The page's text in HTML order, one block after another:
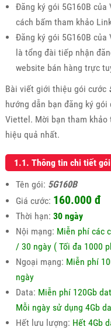
Đăng ký gói 5G160B
cách bấm tham khảo
Đăng ký gói 5G160B
là tổng đài tiếp nhận
website bán hàng trực
Bài viết giới thiệu gói cước
hướng dẫn bạn đăng ký
Viettel. Mời bạn tham khảo
hiệu quả nhất.
1.1. Thông tin chi tiết
Tên gói: 5G160B
Giá cước: 160.000 đ
Thời hạn: 30 ngày
Nội mạng: Miễn phí các
/ 30 ngày ( Tối đa 1000
Ngoại mạng: Miễn phí
ngày
Data: Miễn phí 120Gb
Mỗi ngày sử dụng 4Gb
Hết lưu lượng: Hết 4Gb